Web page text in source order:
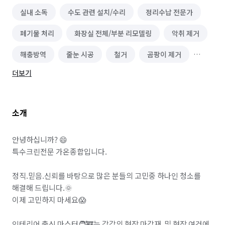
실내 소독 수도 관련 설치/수리 정리수납 전문가
폐기물 처리 화장실 전체/부분 리모델링 악취 제거
해충방역 줄눈 시공 철거 곰팡이 제거
새집/헌집증후군 시공
건물 내부/외부 청소
간단 수리/보수
더보기
소개
안녕하십니까? 😄
특수크린전문 가온종합입니다.
정직.믿음.신뢰를 바탕으로 많은 분들의 고민중 하나인 청소를
해결해 드립니다.🌞
이제 고민하지 마세요😱